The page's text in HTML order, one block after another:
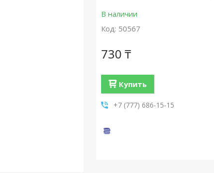
В наличии
Код: 50567
730 ₸
Купить
+7 (777) 686-15-15